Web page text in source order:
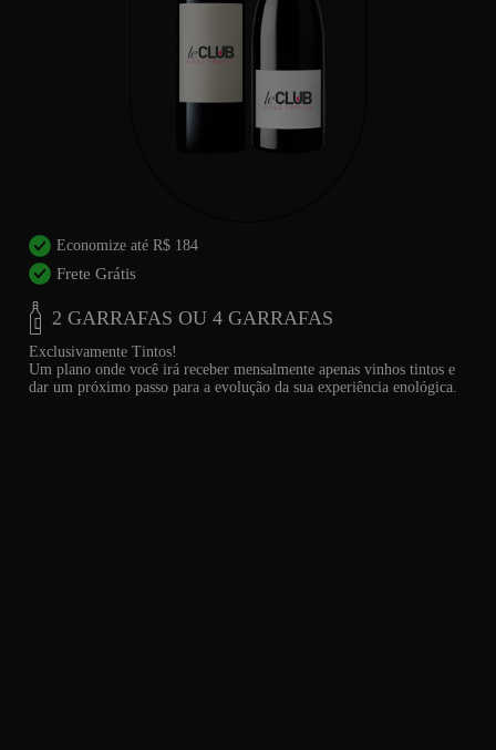
Economize até R$ 184
Frete Grátis
2 GARRAFAS OU 4 GARRAFAS
Exclusivamente Tintos!
Um plano onde você irá receber mensalmente apenas vinhos tintos e
dar um próximo passo para a evolução da sua experiência enológica.